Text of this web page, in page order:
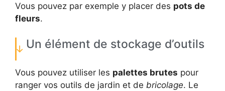
Vous pouvez par exemple y placer des pots de
fleurs.
Un élément de stockage d’outils
Vous pouvez utiliser les palettes brutes pour
ranger vos outils de jardin et de bricolage. Le